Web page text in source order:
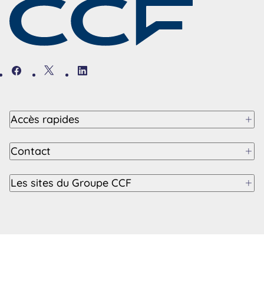
FacebookTwitter
Accès rapides
Contact
Les sites du Groupe CCF